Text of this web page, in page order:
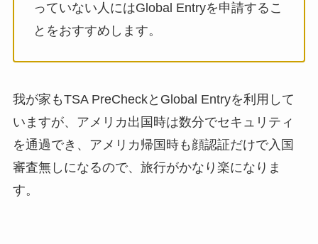
っていない人にはGlobal Entryを申請するこ
とをおすすめします。
我が家もTSA PreCheckとGlobal Entryを利用して
いますが、アメリカ出国時は数分でセキュリティ
を通過でき、アメリカ帰国時も顔認証だけで入国
審査無しになるので、旅行がかなり楽になりま
す。